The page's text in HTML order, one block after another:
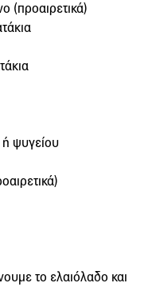
(προαιρετικά)
ψυγείου
το ελαιόλαδο και